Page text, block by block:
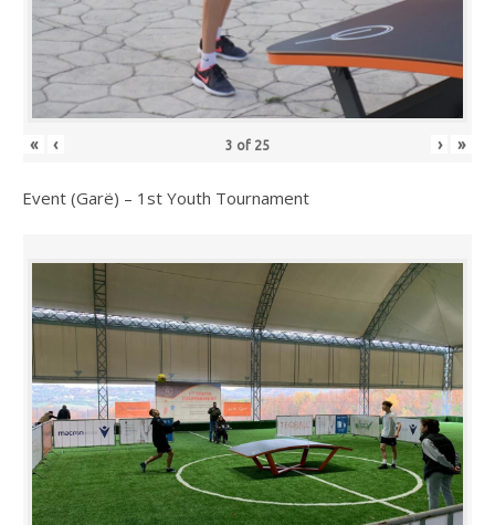
« ‹ 3 of 25 › »
Event (Garë) – 1st Youth Tournament